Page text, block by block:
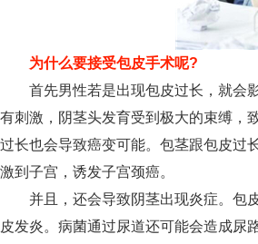
为什么要接受包皮手术呢?
首先男性若是出现包皮过长，就会影
有刺激，阴茎头发育受到极大的束缚，
过长也会导致癌变可能。包茎跟包皮过
激到子宫，诱发子宫颈癌。
并且，还会导致阴茎出现炎症。包皮
皮发炎。病菌通过尿道还可能会造成尿